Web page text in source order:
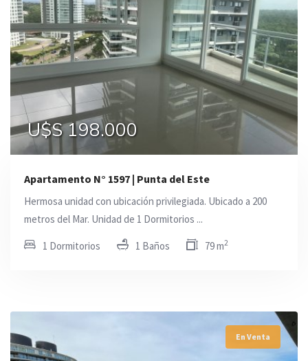
U$S 198.000
Apartamento N° 1597 | Punta del Este
Hermosa unidad con ubicación privilegiada. Ubicado a 200
metros del Mar. Unidad de 1 Dormitorios ...
1 Dormitorios 1 Baños 79 m2
En Venta